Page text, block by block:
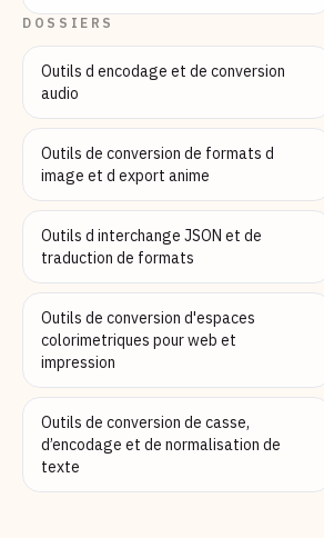
DOSSIERS
Outils d encodage et de conversion
audio
Outils de conversion de formats d
image et d export anime
Outils d interchange JSON et de
traduction de formats
Outils de conversion d'espaces
colorimetriques pour web et
impression
Outils de conversion de casse,
d’encodage et de normalisation de
texte